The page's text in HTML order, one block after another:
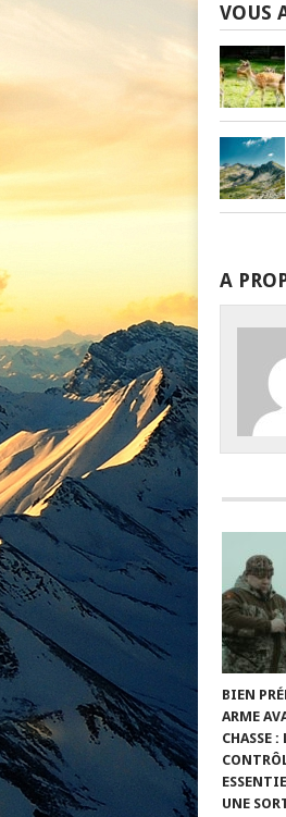
VOUS
A
BIEN
ARME
CHASSE :
UNE